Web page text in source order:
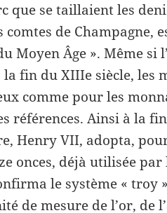
que se taillaient les
de Champagne,
Moyen Âge ». Même si
fin du XIIIe siècle, les
comme pour les
références. Ainsi à la
Henry VII, adopta,
onces, déjà utilisée
le système « troy
de mesure de l’or, de